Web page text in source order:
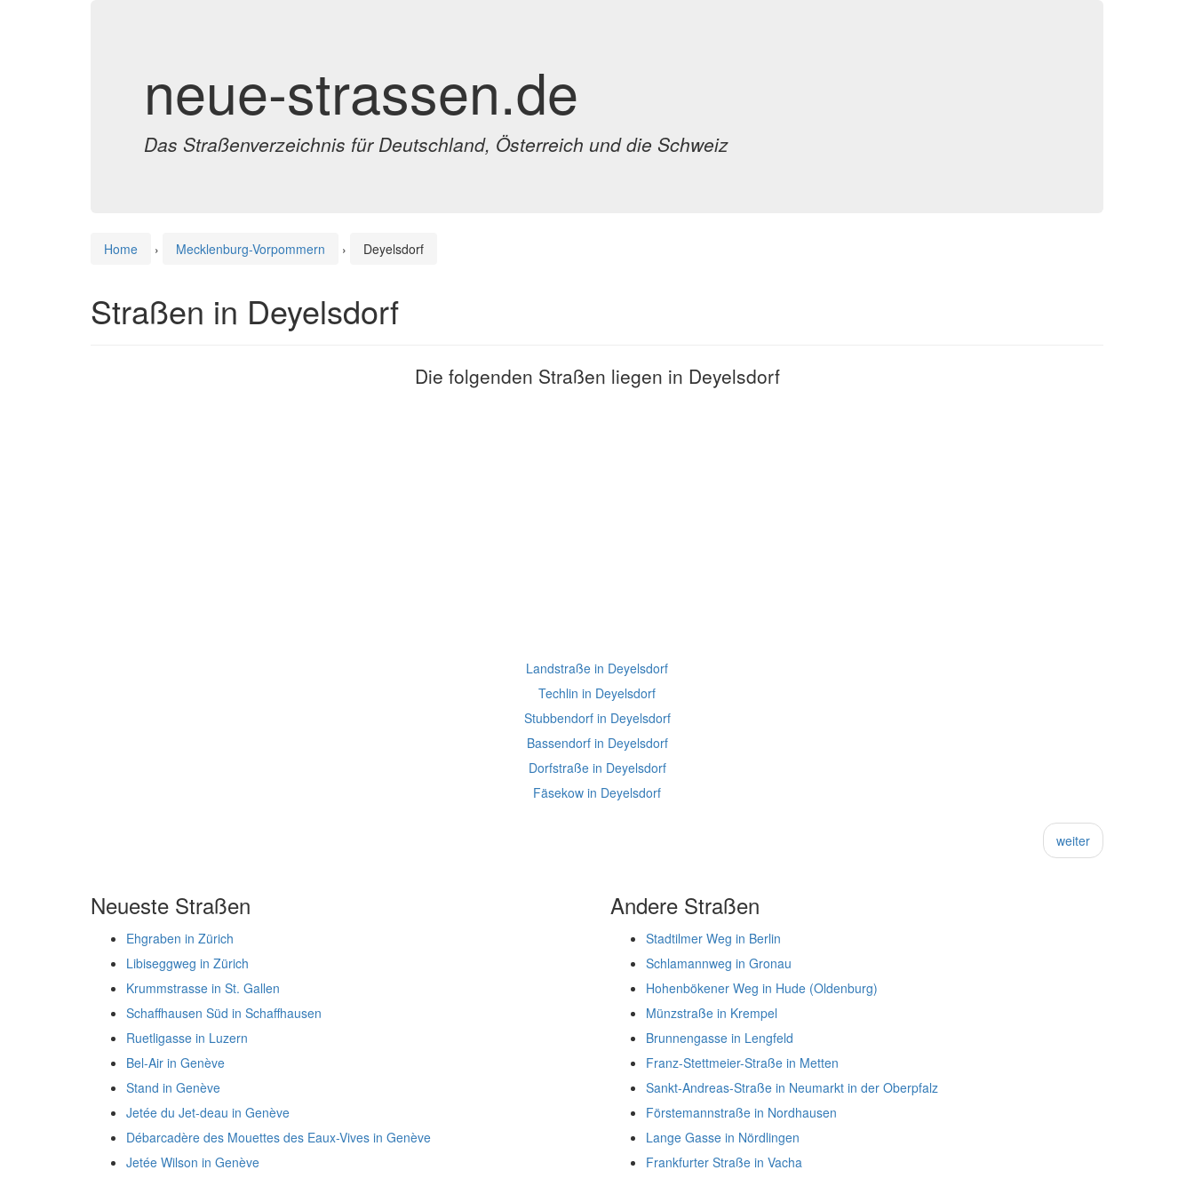
neue-strassen.de
Das Straßenverzeichnis für Deutschland, Österreich und die Schweiz
Home › Mecklenburg-Vorpommern › Deyelsdorf
Straßen in Deyelsdorf
Die folgenden Straßen liegen in Deyelsdorf
Landstraße in Deyelsdorf
Techlin in Deyelsdorf
Stubbendorf in Deyelsdorf
Bassendorf in Deyelsdorf
Dorfstraße in Deyelsdorf
Fäsekow in Deyelsdorf
weiter
Neueste Straßen
Ehgraben in Zürich
Libiseggweg in Zürich
Krummstrasse in St. Gallen
Schaffhausen Süd in Schaffhausen
Ruetligasse in Luzern
Bel-Air in Genève
Stand in Genève
Jetée du Jet-deau in Genève
Débarcadère des Mouettes des Eaux-Vives in Genève
Jetée Wilson in Genève
Andere Straßen
Stadtilmer Weg in Berlin
Schlamannweg in Gronau
Hohenbökener Weg in Hude (Oldenburg)
Münzstraße in Krempel
Brunnengasse in Lengfeld
Franz-Stettmeier-Straße in Metten
Sankt-Andreas-Straße in Neumarkt in der Oberpfalz
Förstemannstraße in Nordhausen
Lange Gasse in Nördlingen
Frankfurter Straße in Vacha